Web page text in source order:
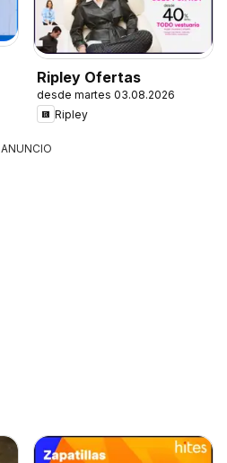
Ripley Ofertas
desde martes 03.08.2026
Ripley
ANUNCIO